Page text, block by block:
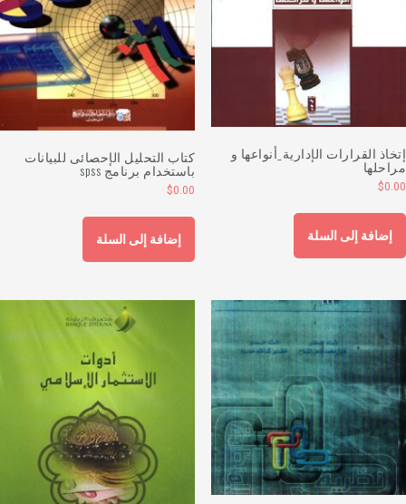
القرارات الإدارية_أنواعها و
$
إضافة إلى السلة
كتاب التحليل الإحصائى للبيانات
باستخدام برنامج spss
$0.00
إضافة إلى السلة